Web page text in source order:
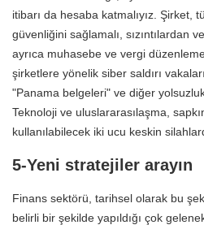
itibarı da hesaba katmalıyız. Şirket,
güvenliğini sağlamalı, sızıntılardan
ayrıca muhasebe ve vergi
şirketlere yönelik siber saldırı vakaları
"Panama belgeleri" ve diğer yolsuzluk
Teknoloji ve uluslararasılaşma,
kullanılabilecek iki ucu keskin
5-Yeni stratejiler arayın
Finans sektörü, tarihsel olarak bu
belirli bir şekilde yapıldığı çok